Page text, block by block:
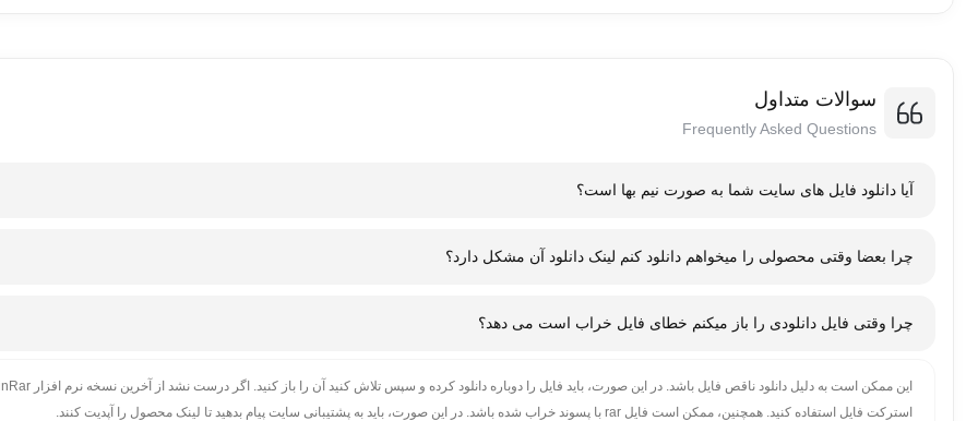
سوالات متداول
Frequently Asked Questions
آیا دانلود فایل های سایت شما به صورت نیم بها است؟
باند و اتصال به اینترنت برای کاربران ایرانی ارائه می شود. با استفاده از این تخفیف، کاربران می توانند به صورت اقتصادی و با سرعت بالا، محصولات مورد نیاز خود را دانلود کنند.
چرا بعضا وقتی محصولی را میخواهم دانلود کنم لینک دانلود آن مشکل دارد؟
در این موارد لینک دانلود مشکلی ندارد و شما به راحتی گزینه شروع دانلود رو بزنید و بدون مشکل محصول مورد نظر خود را دانلود کنید.
چرا وقتی فایل دانلودی را باز میکنم خطای فایل خراب است می دهد؟
استرکت فایل استفاده کنید. همچنین، ممکن است فایل rar با پسوند خراب شده باشد. در این صورت، باید به پشتیبانی سایت پیام بدهید تا لینک محصول را آپدیت کنند.